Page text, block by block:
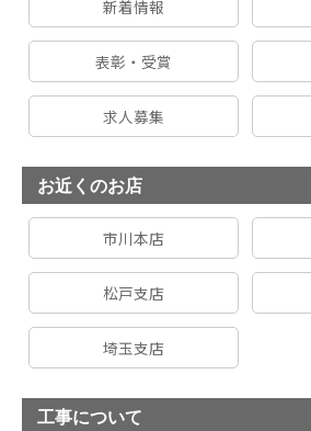
新着情報
表彰・受賞
求人募集
お近くのお店
市川本店
松戸支店
埼玉支店
工事について